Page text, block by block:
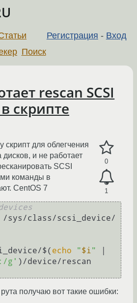
Регистрация - Вход
Поиск
rescan SCSI
скрипте
0
1
скрипт для облегчения
и не работает
SCSI
команды в
CentOS 7
/sys/class/scsi_device/
$( echo "$i"
g'
получаю вот такие ошибки: